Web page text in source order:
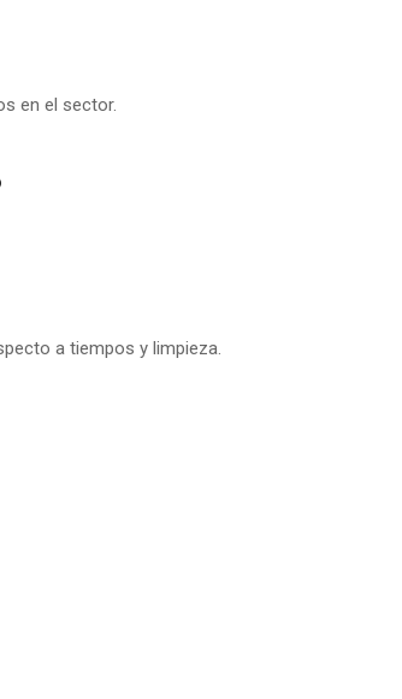
en el sector.
a tiempos y limpieza.